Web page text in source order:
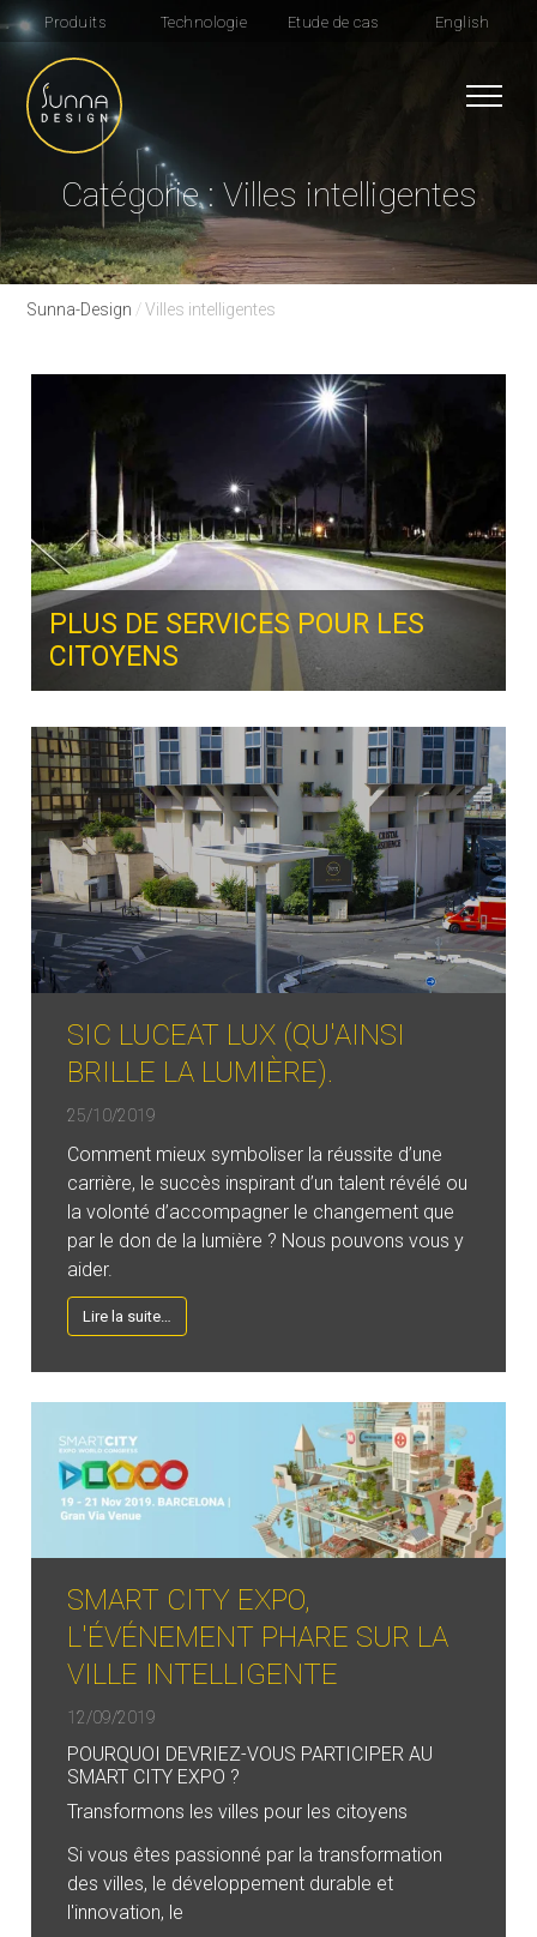
Produits Technologie Etude de cas English
Catégorie : Villes intelligentes
Sunna-Design /Villes intelligentes
PLUS DE SERVICES POUR LES
CITOYENS
SIC LUCEAT LUX (QU'AINSI
BRILLE LA LUMIÈRE).
25/10/2019
Comment mieux symboliser la réussite d’une
carrière, le succès inspirant d’un talent révélé ou
la volonté d’accompagner le changement que
par le don de la lumière ? Nous pouvons vous y
aider.
Lire la suite…
SMART CITY EXPO,
L'ÉVÉNEMENT PHARE SUR LA
VILLE INTELLIGENTE
12/09/2019
POURQUOI DEVRIEZ-VOUS PARTICIPER AU
SMART CITY EXPO ?
Transformons les villes pour les citoyens
Si vous êtes passionné par la transformation
des villes, le développement durable et
l'innovation, le